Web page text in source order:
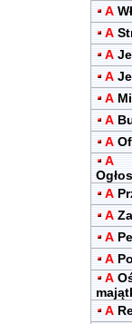
A
A
A
A
A
A
A
A
A
A
A
A
A
A